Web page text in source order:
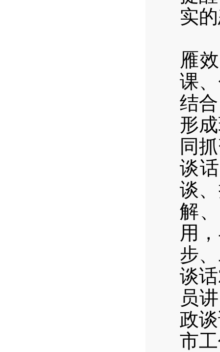
实
雁
课
结
形
同
谈
谈
解
用
步
谈
员
政
市